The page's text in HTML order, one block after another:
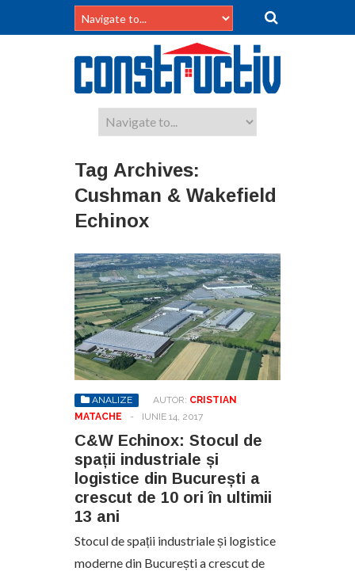
Tag Archives:
Cushman & Wakefield
Echinox
ANALIZE AUTOR: CRISTIAN
MATACHE
- IUNIE 14, 2017
C&W Echinox: Stocul de
spații industriale și
logistice din București a
crescut de 10 ori în ultimii
13 ani
Stocul de spații industriale și logistice
moderne din București a crescut de